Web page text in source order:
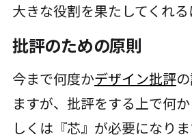
大きな役割を果たしてくれる
批評のための原則
今まで何度かデザイン批評
ますが、批評をする上で何
しくは『芯』が必要になり